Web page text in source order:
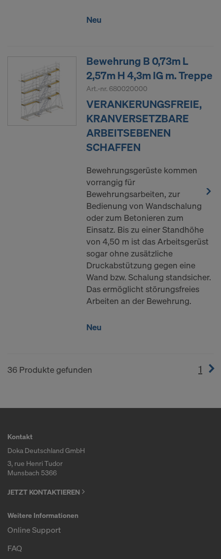
Neu
Bewehrung B 0,73m L
2,57m H 4,3m IG m. Treppe
Art.-nr. 680020000
VERANKERUNGSFREIE,
KRANVERSETZBARE
ARBEITSEBENEN
SCHAFFEN
Bewehrungsgerüste kommen
vorrangig für
Bewehrungsarbeiten, zur
Bedienung von Wandschalung
oder zum Betonieren zum
Einsatz. Bis zu einer Standhöhe
von 4,50 m ist das Arbeitsgerüst
sogar ohne zusätzliche
Druckabstützung gegen eine
Wand bzw. Schalung standsicher.
Das ermöglicht störungsfreies
Arbeiten an der Bewehrung.
Neu
36 Produkte gefunden 1
Kontakt
Doka Deutschland GmbH
3, rue Henri Tudor
Munsbach 5366
JETZT KONTAKTIEREN
Weitere Informationen
Online Support
FAQ